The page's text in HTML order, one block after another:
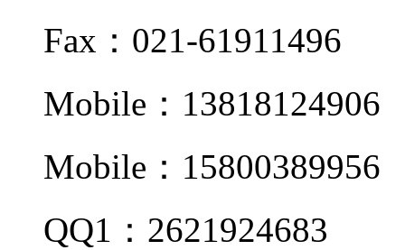
Fax：021-61911496
Mobile：13818124906
Mobile：15800389956
QQ1：2621924683